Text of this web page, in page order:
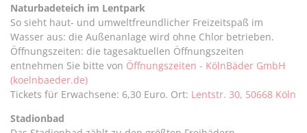
Naturbadeteich im Lentpark
So sieht haut- und umweltfreundlicher Freizeitspaß im
Wasser aus: die Außenanlage wird ohne Chlor betrieben.
Öffnungszeiten: die tagesaktuellen Öffnungszeiten
entnehmen Sie bitte von Öffnungszeiten - KölnBäder GmbH
(koelnbaeder.de)
Tickets für Erwachsene: 6,30 Euro. Ort: Lentstr. 30, 50668 Köln
Stadionbad